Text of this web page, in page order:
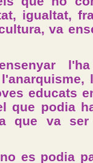
igualtat,
va
educats
que podia
que va ser
es podia